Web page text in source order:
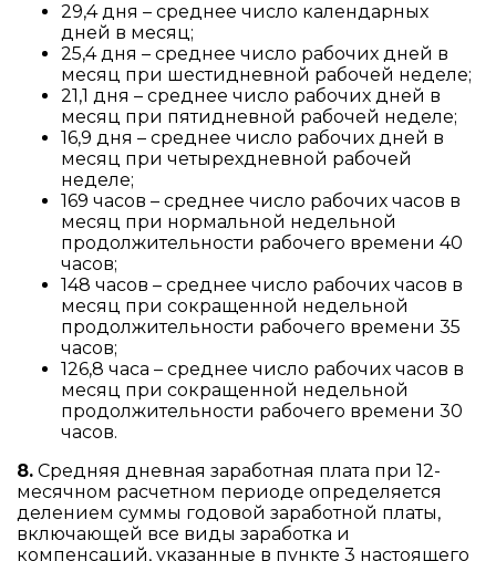
29,4 дня – среднее число календарных
дней в месяц;
25,4 дня – среднее число рабочих дней в
месяц при шестидневной рабочей неделе;
21,1 дня – среднее число рабочих дней в
месяц при пятидневной рабочей неделе;
16,9 дня – среднее число рабочих дней в
месяц при четырехдневной рабочей
неделе;
169 часов – среднее число рабочих часов в
месяц при нормальной недельной
продолжительности рабочего времени 40
часов;
148 часов – среднее число рабочих часов в
месяц при сокращенной недельной
продолжительности рабочего времени 35
часов;
126,8 часа – среднее число рабочих часов в
месяц при сокращенной недельной
продолжительности рабочего времени 30
часов.
8. Средняя дневная заработная плата при 12-
месячном расчетном периоде определяется
делением суммы годовой заработной платы,
включающей все виды заработка и
компенсаций, указанные в пункте 3 настоящего